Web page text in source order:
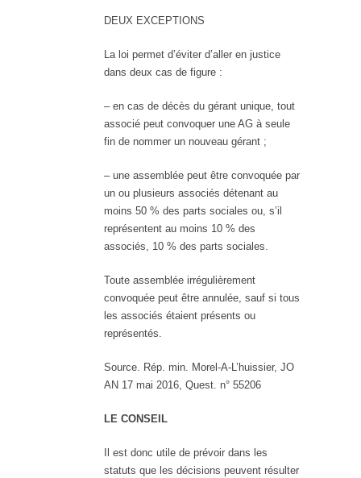
DEUX EXCEPTIONS
La loi permet d’éviter d’aller en justice
dans deux cas de figure :
– en cas de décès du gérant unique, tout
associé peut convoquer une AG à seule
fin de nommer un nouveau gérant ;
– une assemblée peut être convoquée par
un ou plusieurs associés détenant au
moins 50 % des parts sociales ou, s’il
représentent au moins 10 % des
associés, 10 % des parts sociales.
Toute assemblée irrégulièrement
convoquée peut être annulée, sauf si tous
les associés étaient présents ou
représentés.
Source. Rép. min. Morel-A-L’huissier, JO
AN 17 mai 2016, Quest. n° 55206
LE CONSEIL
Il est donc utile de prévoir dans les
statuts que les décisions peuvent résulter